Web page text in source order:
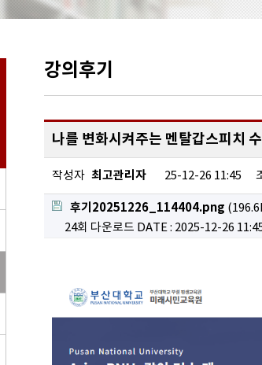
강의후기
나를 변화시켜주는 멘탈갑스피치
작성자 최고관리자 25-12-26 11:45
후기20251226_114404.png
24회 다운로드 DATE : 2025-12-26